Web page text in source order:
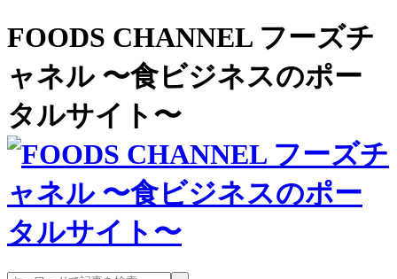
FOODS CHANNEL フーズチ
ャネル 〜食ビジネスのポー
タルサイト〜